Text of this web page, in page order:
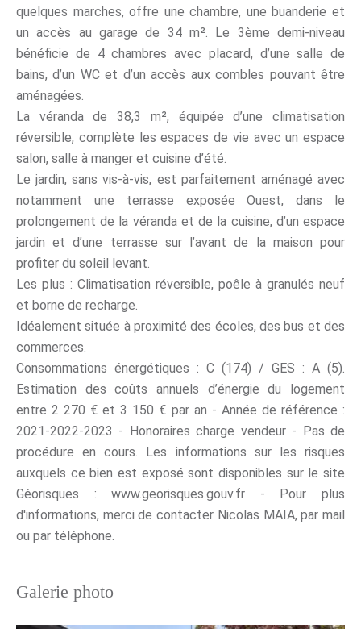
quelques marches, offre une chambre, une buanderie et
un accès au garage de 34 m². Le 3ème demi-niveau
bénéficie de 4 chambres avec placard, d’une salle de
bains, d’un WC et d’un accès aux combles pouvant être
aménagées.
La véranda de 38,3 m², équipée d’une climatisation
réversible, complète les espaces de vie avec un espace
salon, salle à manger et cuisine d’été.
Le jardin, sans vis-à-vis, est parfaitement aménagé avec
notamment une terrasse exposée Ouest, dans le
prolongement de la véranda et de la cuisine, d’un espace
jardin et d’une terrasse sur l’avant de la maison pour
profiter du soleil levant.
Les plus : Climatisation réversible, poêle à granulés neuf
et borne de recharge.
Idéalement située à proximité des écoles, des bus et des
commerces.
Consommations énergétiques : C (174) / GES : A (5).
Estimation des coûts annuels d’énergie du logement
entre 2 270 € et 3 150 € par an - Année de référence :
2021-2022-2023 - Honoraires charge vendeur - Pas de
procédure en cours. Les informations sur les risques
auxquels ce bien est exposé sont disponibles sur le site
Géorisques : www.georisques.gouv.fr - Pour plus
d'informations, merci de contacter Nicolas MAIA, par mail
ou par téléphone.
Galerie photo